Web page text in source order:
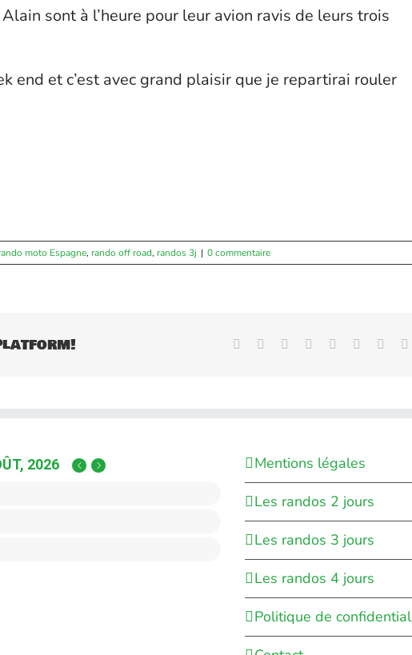
sont à l’heure pour leur avion ravis de leurs trois
end et c’est avec grand plaisir que je repartirai rouler
moto Espagne, rando off road, randos 3j | 0 commentaire
Facebook Reddit LinkedInWhatsApp
Tumblr
2026
Mentions légales
Les randos 2 jours
Les randos 3 jours
Les randos 4 jours
Politique de